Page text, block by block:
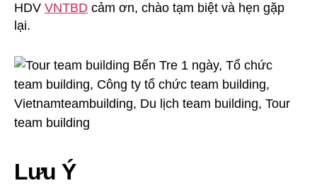
HDV VNTBD cảm ơn, chào tạm biệt và hẹn gặp
lại.
Lưu Ý